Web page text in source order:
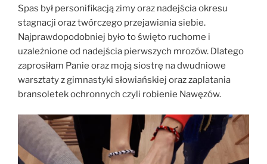
Spas był personifikacją zimy oraz nadejścia okresu
stagnacji oraz twórczego przejawiania siebie.
Najprawdopodobniej było to święto ruchome i
uzależnione od nadejścia pierwszych mrozów. Dlatego
zaprosiłam Panie oraz moją siostrę na dwudniowe
warsztaty z gimnastyki słowiańskiej oraz zaplatania
bransoletek ochronnych czyli robienie Nawęzów.